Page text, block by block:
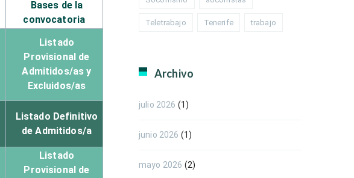
Bases de la
convocatoria
Listado
Provisional de
Admitidos/as y
Excluidos/as
Listado Definitivo
de Admitidos/a
Listado
Provisional de
Teletrabajo Tenerife trabajo
Archivo
julio 2026 (1)
junio 2026 (1)
mayo 2026 (2)